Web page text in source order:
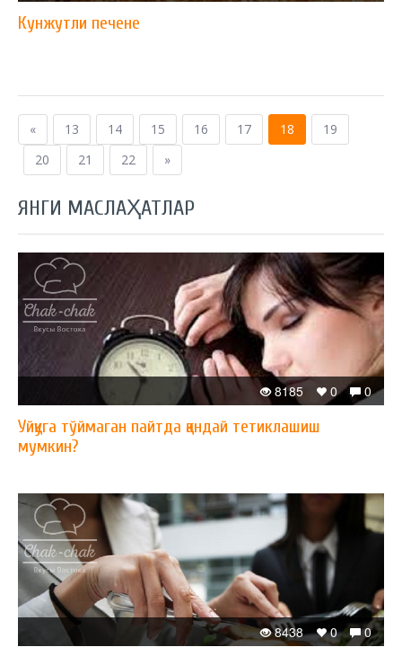
Кунжутли печене
« 13 14 15 16 17 18
19
20
21 22 »
ЯНГИ МАСЛАҲАТЛАР
0
0
8185
Уйқуга тўймаган пайтда қандай тетиклашиш
мумкин?
0
0
8438